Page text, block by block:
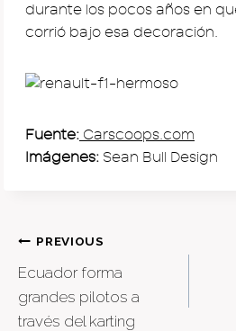
durante los pocos años en
corrió bajo esa decoración.
Fuente: Carscoops.com
Imágenes: Sean Bull Design
Post
navigation
PREVIOUS
Ecuador forma
grandes pilotos a
través del karting